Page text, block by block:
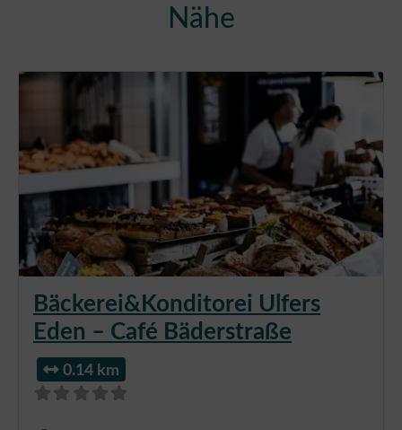
Nähe
Bäckerei&Konditorei Ulfers
Eden – Café Bäderstraße
0.14 km